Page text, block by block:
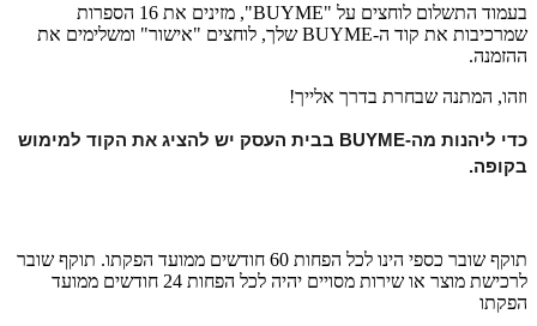
בעמוד התשלום לוחצים על "BUYME", מזינים את 16 הספרות
שמרכיבות את קוד ה-BUYME שלך, לוחצים "אישור" ומשלימים את
ההזמנה.
וזהו, המתנה שבחרת בדרך אלייך!
בקופה.
תוקף שובר כספי הינו לכל הפחות 60 חודשים ממועד הפקתו. תוקף שובר
לרכישת מוצר או שירות מסויים יהיה לכל הפחות 24 חודשים ממועד
הפקתו